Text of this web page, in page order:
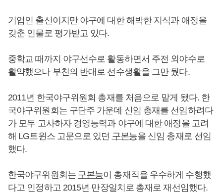
기업인 출신이지만 야구에 대한 해박한 지식과 애정을
갖춘 인물로 평가받고 있다.
중학교 때까지 야구선수로 활동하면서 주전 외야수로
활약했으나 부친의 반대로 선수생활을 그만 뒀다.
2011년 한국야구위원회 총재를 처음으로 맡게 됐다. 한
국야구위원회는 구단주 가운데 신임 총재를 선임하려다
가 모두 고사하자 경영능력과 야구에 대한 애정을 고려
해 LG트윈스 고문으로 있던 구본능을 신임 총재로 선임
했다.
한국야구위원회는 구본능이 총재직을 우수하게 수행했
다고 인정하고 2015년 만장일치로 총재로 재선임했다.